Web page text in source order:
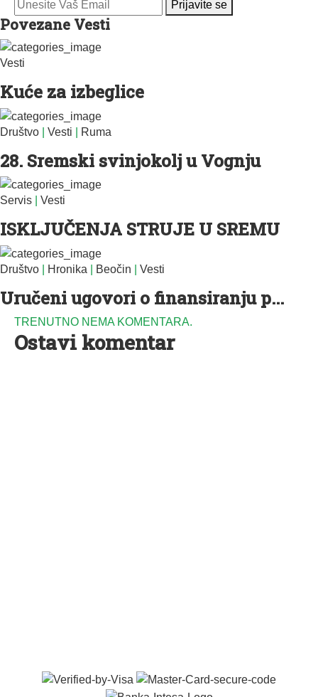
Prijavite se
Povezane Vesti
Vesti
Kuće za izbeglice
Društvo Vesti Ruma
28. Sremski svinjokolj u Vognju
Servis Vesti
ISKLJUČENJA STRUJE U SREMU
Društvo Hronika Beočin Vesti
Uručeni ugovori o finansiranju p...
TRENUTNO NEMA KOMENTARA.
Ostavi komentar